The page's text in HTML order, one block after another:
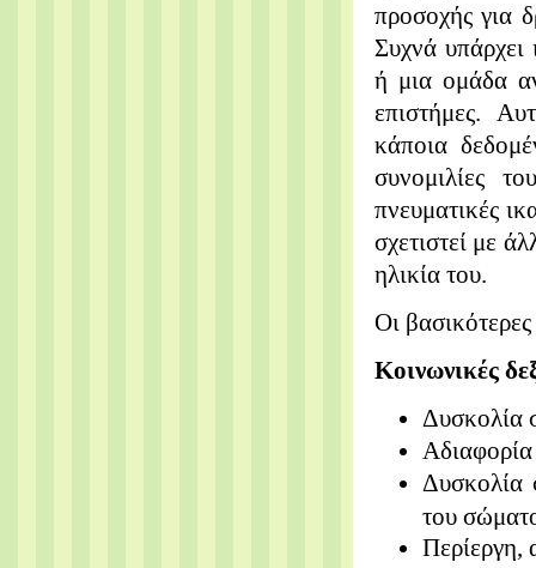
προσοχής για
Συχνά υπάρχει
ή μια ομάδα
επιστήμες.
κάποια
συνομιλίες
πνευματικές
σχετιστεί με
ηλικία του.
Οι βασικότερες
Κοινωνικές
Δυσκολία
Δυσκολία
του
Περίεργη,